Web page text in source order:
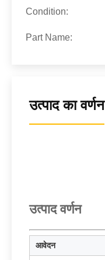
Condition:
Part Name:
उत्पाद का वर्णन
उत्पाद वर्णन
आवेदन